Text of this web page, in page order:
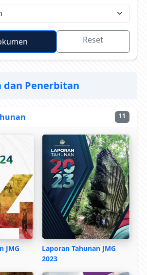
Reset
dan Penerbitan
11
JMG
Laporan Tahunan JMG
2023